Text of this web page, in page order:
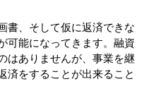
書、そして仮に返済できな
可能になってきます。融資
はありませんが、事業を継
済をすることが出来ること